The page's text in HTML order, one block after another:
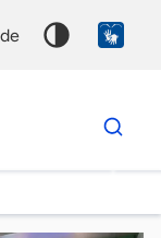
Dados
para
chave